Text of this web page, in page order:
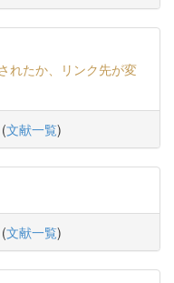
れたか、リンク先が変
(文献一覧)
(文献一覧)